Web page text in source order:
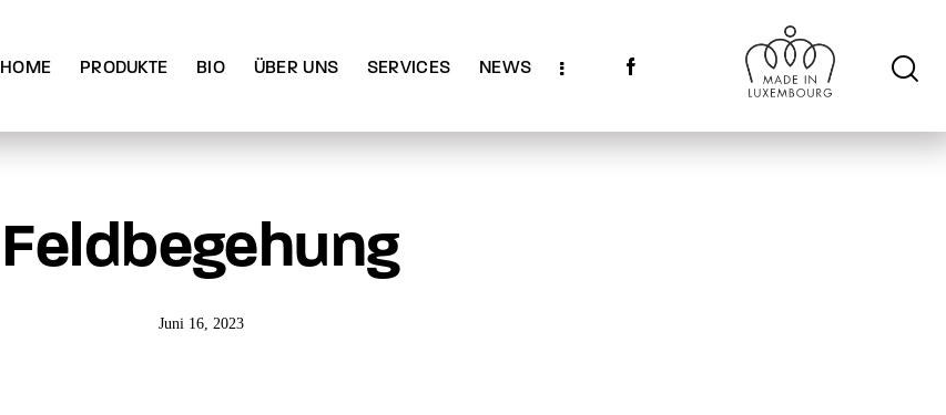
HOME PRODUKTE BIO ÜBER UNS SERVICES NEWS
Feldbegehung
Juni 16, 2023